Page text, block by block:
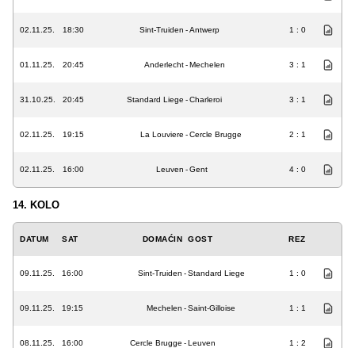
02.11.25. 18:30 Sint-Truiden -Antwerp 1 : 0
01.11.25. 20:45 Anderlecht-Mechelen 3 : 1
31.10.25. 20:45 Standard Liege -Charleroi 3 : 1
02.11.25. 19:15 La Louviere -Cercle Brugge 2 : 1
02.11.25. 16:00 Leuven -Gent 4 : 0
14. KOLO
DATUM SAT DOMAĆIN GOST REZ
09.11.25. 16:00 Sint-Truiden -Standard Liege 1 : 0
09.11.25. 19:15 Mechelen -Saint-Gilloise 1 : 1
08.11.25. 16:00 Cercle Brugge -Leuven 1 : 2